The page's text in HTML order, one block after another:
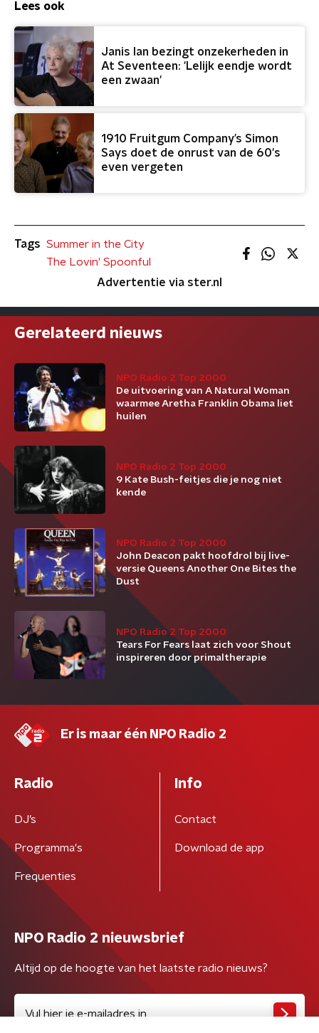
Lees ook
Janis Ian bezingt onzekerheden in
At Seventeen: 'Lelijk eendje wordt
een zwaan'
1910 Fruitgum Company’s Simon
Says doet de onrust van de 60's
even vergeten
Tags Summer in the City
The Lovin' Spoonful
Advertentie via ster.nl
Gerelateerd nieuws
NPO Radio 2 Top 2000
De uitvoering van A Natural Woman
waarmee Aretha Franklin Obama liet
huilen
NPO Radio 2 Top 2000
9 Kate Bush-feitjes die je nog niet
kende
NPO Radio 2 Top 2000
John Deacon pakt hoofdrol bij live-
versie Queens Another One Bites the
Dust
NPO Radio 2 Top 2000
Tears For Fears laat zich voor Shout
inspireren door primaltherapie
Er is maar één NPO Radio 2
Radio
DJ’s
Programma's
Frequenties
Info
Contact
Download de app
NPO Radio 2 nieuwsbrief
Altijd op de hoogte van het laatste radio nieuws?